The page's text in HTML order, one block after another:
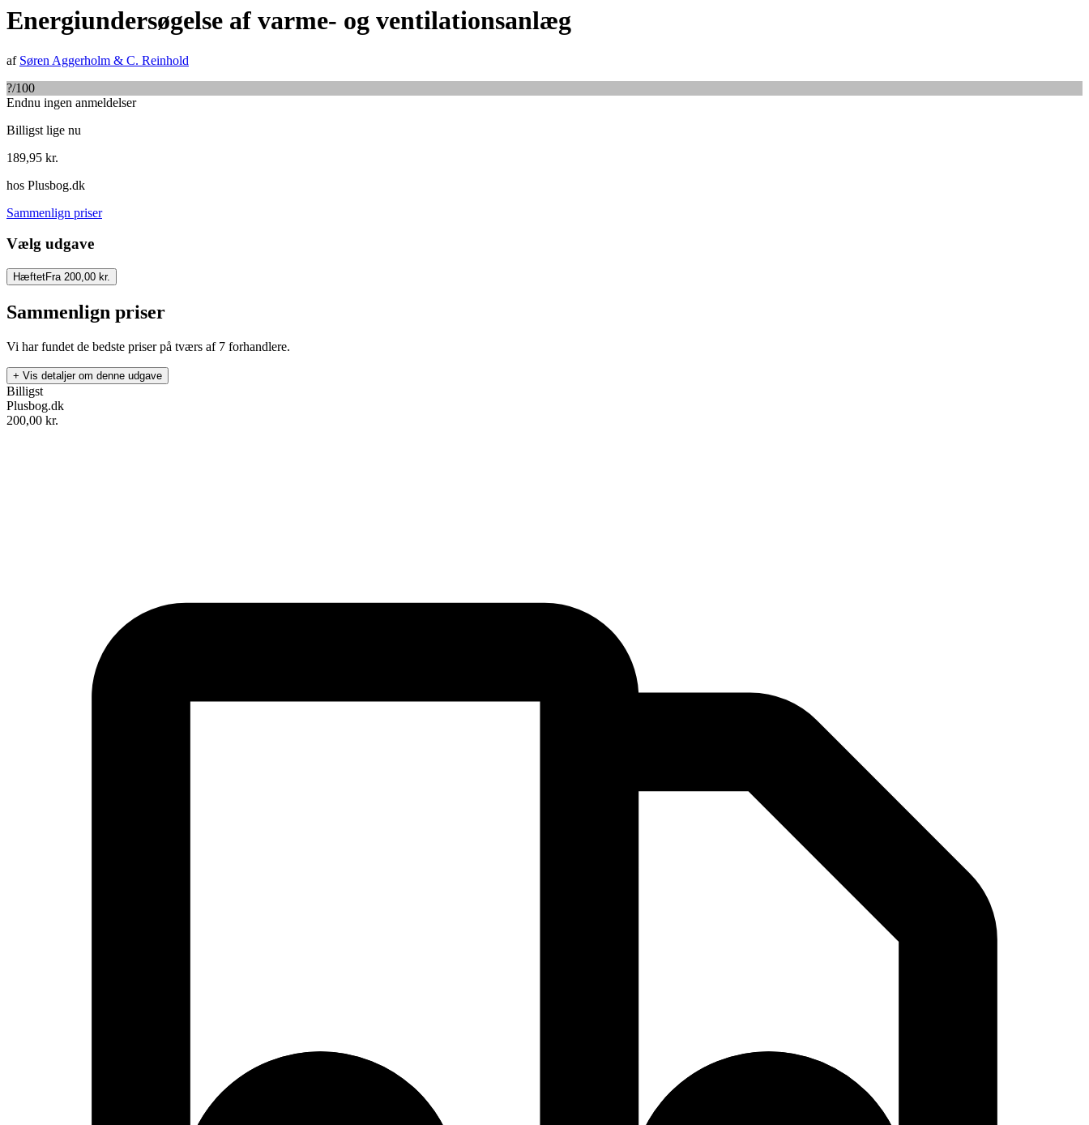
Energiundersøgelse af varme- og ventilationsanlæg
af Søren Aggerholm & C. Reinhold
?/100
Endnu ingen anmeldelser
Billigst lige nu
189,95 kr.
hos Plusbog.dk
Sammenlign priser
Vælg udgave
HæftetFra 200,00 kr.
Sammenlign priser
Vi har fundet de bedste priser på tværs af 7 forhandlere.
+ Vis detaljer om denne udgave
Akademisk Forlag
31. december 1989
Billigst
Plusbog.dk
200,00 kr.